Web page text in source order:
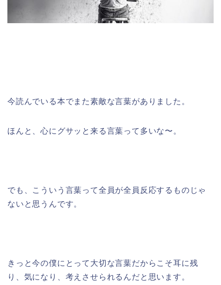
今読んでいる本でまた素敵な言葉がありました。
ほんと、心にグサッと来る言葉って多いな〜。
でも、こういう言葉って全員が全員反応するものじゃ
ないと思うんです。
きっと今の僕にとって大切な言葉だからこそ耳に残
り、気になり、考えさせられるんだと思います。